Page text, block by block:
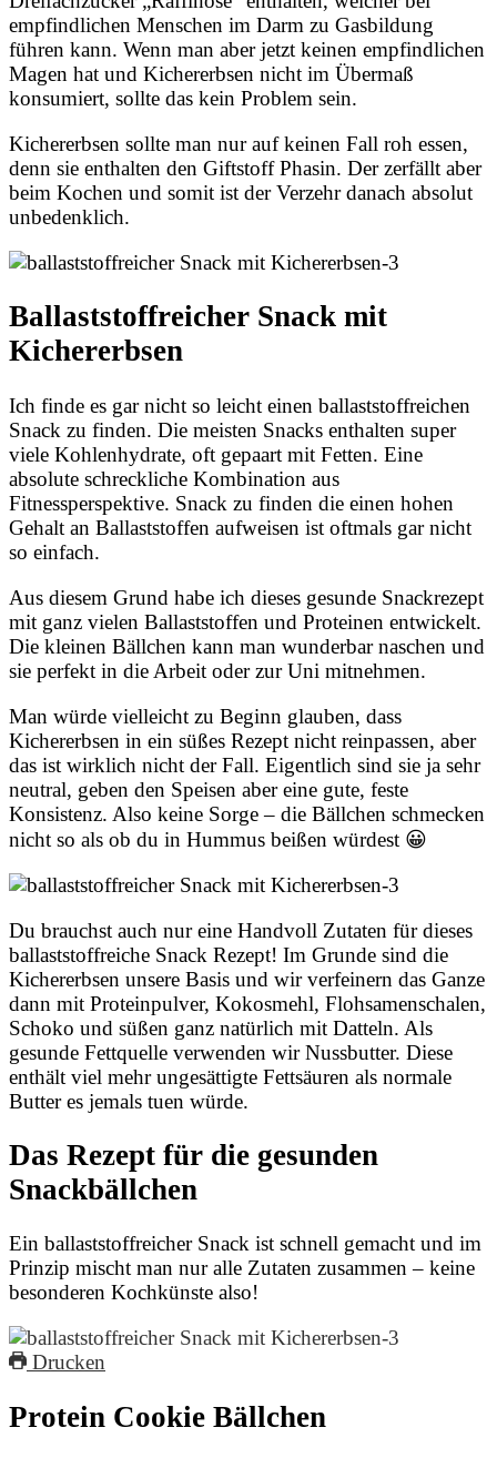
empfindlichen Menschen im Darm zu Gasbildung
führen kann. Wenn man aber jetzt keinen empfindlichen
Magen hat und Kichererbsen nicht im Übermaß
konsumiert, sollte das kein Problem sein.
Kichererbsen sollte man nur auf keinen Fall roh essen,
denn sie enthalten den Giftstoff Phasin. Der zerfällt aber
beim Kochen und somit ist der Verzehr danach absolut
unbedenklich.
Ballaststoffreicher Snack mit
Kichererbsen
Ich finde es gar nicht so leicht einen ballaststoffreichen
Snack zu finden. Die meisten Snacks enthalten super
viele Kohlenhydrate, oft gepaart mit Fetten. Eine
absolute schreckliche Kombination aus
Fitnessperspektive. Snack zu finden die einen hohen
Gehalt an Ballaststoffen aufweisen ist oftmals gar nicht
so einfach.
Aus diesem Grund habe ich dieses gesunde Snackrezept
mit ganz vielen Ballaststoffen und Proteinen entwickelt.
Die kleinen Bällchen kann man wunderbar naschen und
sie perfekt in die Arbeit oder zur Uni mitnehmen.
Man würde vielleicht zu Beginn glauben, dass
Kichererbsen in ein süßes Rezept nicht reinpassen, aber
das ist wirklich nicht der Fall. Eigentlich sind sie ja sehr
neutral, geben den Speisen aber eine gute, feste
Konsistenz. Also keine Sorge – die Bällchen schmecken
nicht so als ob du in Hummus beißen würdest 😀
Du brauchst auch nur eine Handvoll Zutaten für dieses
ballaststoffreiche Snack Rezept! Im Grunde sind die
Kichererbsen unsere Basis und wir verfeinern das Ganze
dann mit Proteinpulver, Kokosmehl, Flohsamenschalen,
Schoko und süßen ganz natürlich mit Datteln. Als
gesunde Fettquelle verwenden wir Nussbutter. Diese
enthält viel mehr ungesättigte Fettsäuren als normale
Butter es jemals tuen würde.
Das Rezept für die gesunden
Snackbällchen
Ein ballaststoffreicher Snack ist schnell gemacht und im
Prinzip mischt man nur alle Zutaten zusammen – keine
besonderen Kochkünste also!
Drucken
Protein Cookie Bällchen